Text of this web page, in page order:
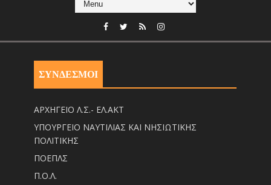
ΣΥΝΔΕΣΜΟΙ
ΑΡΧΗΓΕΙΟ Λ.Σ.- ΕΛ.ΑΚΤ
ΥΠΟΥΡΓΕΙΟ ΝΑΥΤΙΛΙΑΣ ΚΑΙ ΝΗΣΙΩΤΙΚΗΣ
ΠΟΛΙΤΙΚΗΣ
ΠΟΕΠΛΣ
Π.Ο.Λ.